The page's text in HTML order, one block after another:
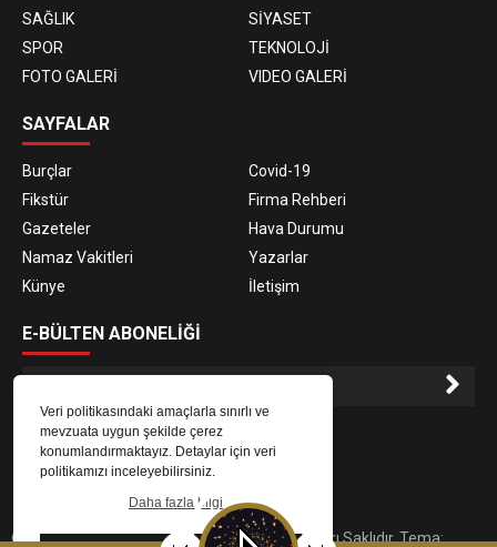
Veri politikasındaki amaçlarla sınırlı ve
mevzuata uygun şekilde çerez
konumlandırmaktayız. Detaylar için veri
politikamızı inceleyebilirsiniz.
Daha fazla bilgi
SAĞLIK
SİYASET
SPOR
TEKNOLOJİ
FOTO GALERİ
VIDEO GALERİ
SAYFALAR
Burçlar
Covid-19
Fikstür
Firma Rehberi
Gazeteler
Hava Durumu
Namaz Vakitleri
Yazarlar
Künye
İletişim
E-BÜLTEN ABONELİĞİ
E-Bülten aboneliği ile haberlere daha hızlı erişin.
© 2023Gaziantep Radyo Zeugma. Tüm Hakları Saklıdır. Tema: